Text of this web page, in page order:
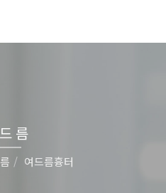
름
여드름흉터